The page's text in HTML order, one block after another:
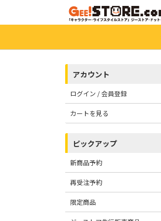
アカウント
ログイン / 会員登録
カートを見る
ピックアップ
新商品予約
再受注予約
限定商品